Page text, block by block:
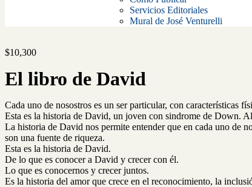
Servicios Editoriales
Mural de José Venturelli
$10,300
El libro de David
Cada uno de nosostros es un ser particular, con características
Esta es la historia de David, un joven con sindrome de Down.
La historia de David nos permite entender que en cada uno de
son una fuente de riqueza.
Esta es la historia de David.
De lo que es conocer a David y crecer con él.
Lo que es conocernos y crecer juntos.
Es la historia del amor que crece en el reconocimiento, la